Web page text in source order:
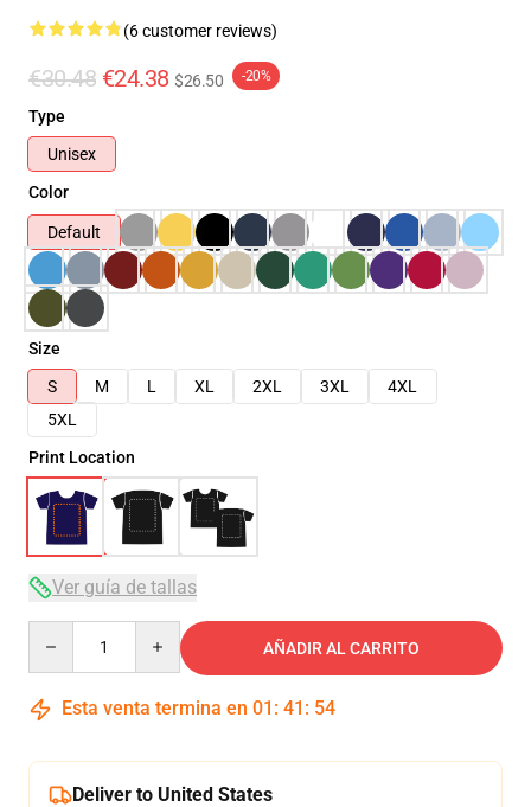
(6 customer reviews)
€30.48 €24.38 $26.50 -20%
Type
Unisex
Color
Default
Size
S
M L XL 2XL 3XL
4XL
5XL
Print Location
Ver guía de tallas
AÑADIR AL CARRITO
Esta venta termina en 01 : 41 : 54
Deliver to United States